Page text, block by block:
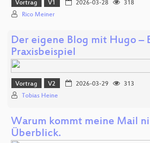
Vortrag V1 2026-03-28
318
Rico Meiner
Der eigene Blog mit Hugo –
Praxisbeispiel
Vortrag V2 2026-03-29
313
Tobias Heine
Warum kommt meine Mail
Überblick.